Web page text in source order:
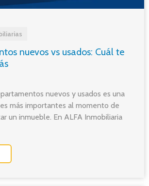
nuevos vs usados: Cuál te
nuevos y usados es una
más importantes al momento de
un inmueble. En ALFA Inmobiliaria